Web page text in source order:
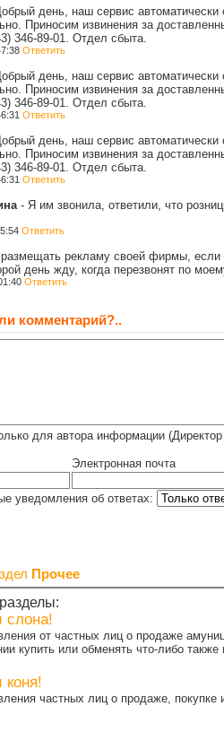
день, наш сервис
Приносим извинения за
346-89-01. Отдел сбыта.
Ответить
день, наш сервис
Приносим извинения за
346-89-01. Отдел сбыта.
Ответить
день, наш сервис
Приносим извинения за
346-89-01. Отдел сбыта.
Ответить
- Я им звонила, ответили, что
Ответить
рекламу своей фирмы, если
день жду, когда перезвонят по
Ответить
комментарий?..
для автора информации
Электронная почта
уведомления об ответах:
Прочее
слона!
от частных лиц о продаже
купить или обменять что-либо также
коня!
частных лиц о продаже, покупке